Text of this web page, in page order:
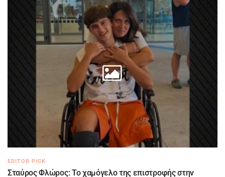
EDITOR PICK
Σταύρος Φλώρος: Το χαμόγελο της επιστροφής στην